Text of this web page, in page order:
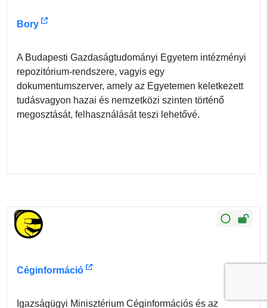
Bory
A Budapesti Gazdaságtudományi Egyetem intézményi
repozitórium-rendszere, vagyis egy
dokumentumszerver, amely az Egyetemen keletkezett
tudásvagyon hazai és nemzetközi szinten történő
megosztását, felhasználását teszi lehetővé.
Céginformáció
Igazságügyi Minisztérium Céginformációs és az